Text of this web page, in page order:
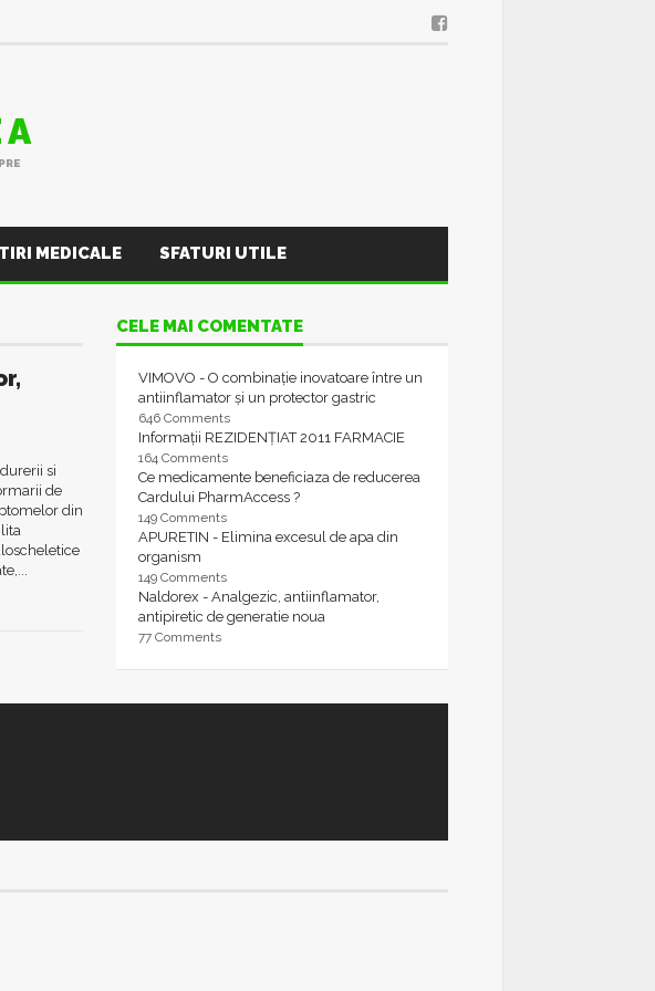
MEDICALE SFATURI UTILE
si
de
din
CELE MAI COMENTATE
VIMOVO - O combinație inovatoare între un
antiinflamator și un protector gastric
646 Comments
Informații REZIDENȚIAT 2011 FARMACIE
164 Comments
Ce medicamente beneficiaza de reducerea
Cardului PharmAccess ?
149 Comments
APURETIN - Elimina excesul de apa din
organism
149 Comments
Naldorex - Analgezic, antiinflamator,
antipiretic de generatie noua
77 Comments